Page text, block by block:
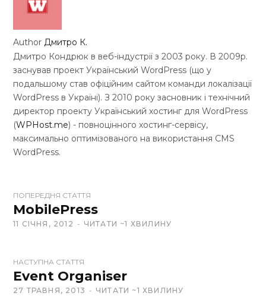
Author Дмитро К.
Дмитро Кондрюк в веб-індустрії з 2003 року. В 2009р.
заснував проект Український WordPress (що у
подальшому став офіційним сайтом команди локалізації
WordPress в Україні). З 2010 року засновник і технічний
директор проекту Український хостинг для WordPress
(WPHost.me) - повноцінного хостинг-сервісу,
максимально оптимізованого на використання CMS
WordPress.
e
b
s
t
e
ПОПЕРЕДНЯ СТАТТЯ
MobilePress
11 СІЧНЯ, 2012 ЧИТАТИ ~1 ХВИЛИНУ
НАСТУПНА СТАТТЯ
Event Organiser
27 ТРАВНЯ, 2013 ЧИТАТИ ~1 ХВИЛИНУ